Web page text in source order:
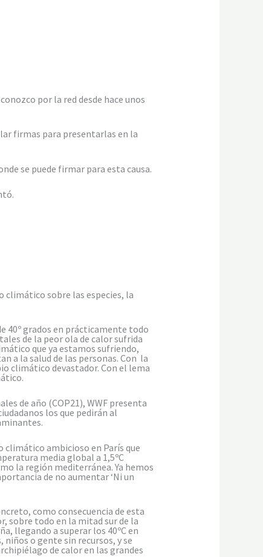
por la red desde hace unos
firmas para presentarlas en la
se puede firmar para esta causa.
climático sobre las especies, la
40º grados en prácticamente todo
de la peor ola de calor sufrida
que ya estamos sufriendo,
a la salud de las personas. Con la
climático devastador. Con el lema
de año (COP21), WWF presenta
los que pedirán al
climático ambicioso en París que
media global a 1,5ºC
la región mediterránea. Ya hemos
de no aumentar ‘Ni un
como consecuencia de esta
sobre todo en la mitad sur de la
llegando a superar los 40ºC en
o gente sin recursos, y se
de calor en las grandes